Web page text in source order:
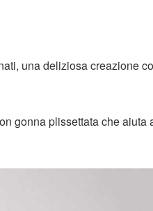
una deliziosa creazione
gonna plissettata che aiuta